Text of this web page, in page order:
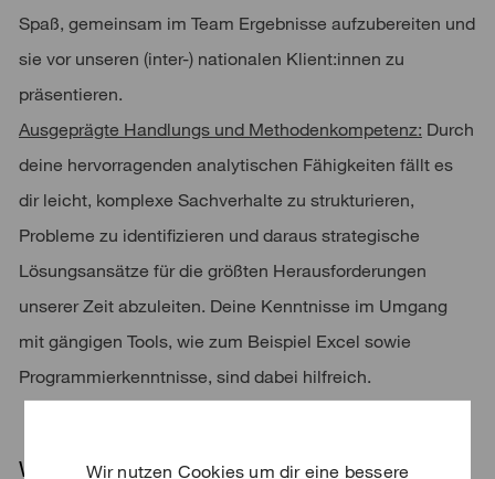
Wir nutzen Cookies um dir eine bessere
Spaß, gemeinsam im Team Ergebnisse aufzubereiten und
sie vor unseren (inter-) nationalen Klient:innen zu
präsentieren.
Ausgeprägte Handlungs und Methodenkompetenz: Durch
deine hervorragenden analytischen Fähigkeiten fällt es
dir leicht, komplexe Sachverhalte zu strukturieren,
Probleme zu identifizieren und daraus strategische
Lösungsansätze für die größten Herausforderungen
unserer Zeit abzuleiten. Deine Kenntnisse im Umgang
mit gängigen Tools, wie zum Beispiel Excel sowie
Programmierkenntnisse, sind dabei hilfreich.
Was wir dir bieten